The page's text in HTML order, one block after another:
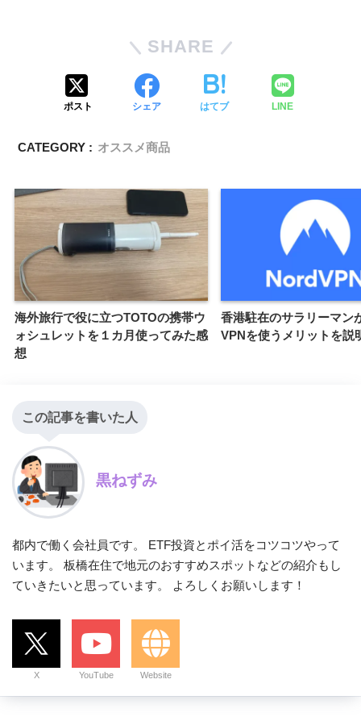
SHARE
ポスト シェア はてブ LINE
CATEGORY : オススメ商品
海外旅行で役に立つTOTOの携帯ウ
ォシュレットを１カ月使ってみた感
想
香港駐在のサラリーマン
VPNを使うメリットを説
この記事を書いた人
黒ねずみ
都内で働く会社員です。 ETF投資とポイ活をコツコツやって
います。 板橋在住で地元のおすすめスポットなどの紹介もし
ていきたいと思っています。 よろしくお願いします！
X YouTube Website